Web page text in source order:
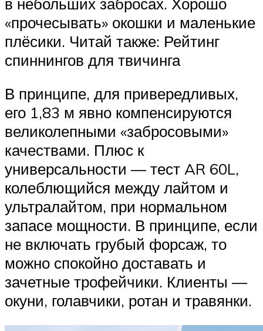
«прочесывать» окошки и маленькие
плёсики. Читай также: Рейтинг
спиннингов для твичинга
В принципе, для привередливых,
его 1,83 м явно компенсируются
великолепными «забросовыми»
качествами. Плюс к
универсальности — тест AR 60L,
колеблющийся между лайтом и
ультралайтом, при нормальном
запасе мощности. В принципе, если
не включать грубый форсаж, то
можно спокойно доставать и
зачетные трофейчики. Клиенты —
окуни, голавчики, ротан и травянки.